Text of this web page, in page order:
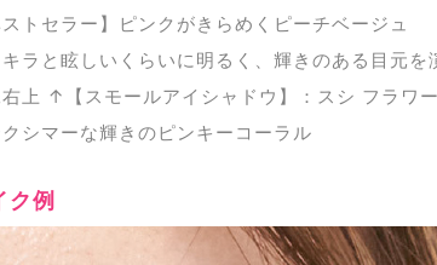
ストセラー】ピンクがきらめくピーチベージュ
ラと眩しいくらいに明るく、輝きのある目元を
上 ↑【スモールアイシャドウ】：スシ フラワ
クシマーな輝きのピンキーコーラル
ク例